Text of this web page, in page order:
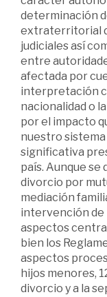
determinación
extraterritorial
judiciales así
entre
afectada por
interpretación
nacionalidad o
por el impacto
nuestro
significativa
país. Aunque
divorcio por
mediación
intervención de
aspectos
bien los
aspectos
hijos menores,
divorcio y a la